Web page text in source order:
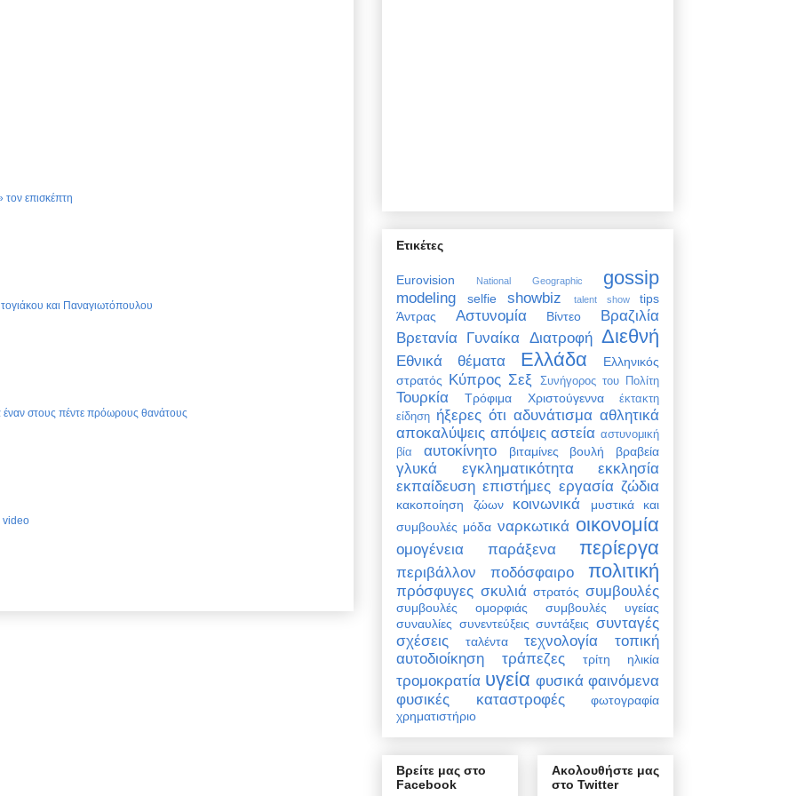
επισκέπτη
και Παναγιωτόπουλου
έναν στους πέντε πρόωρους θανάτους
video
Ετικέτες
Eurovision National Geographic gossip
modeling selfie showbiz talent show
tips
Άντρας
Αστυνομία Βίντεο
Βραζιλία
Βρετανία Γυναίκα Διατροφή Διεθνή
Εθνικά θέματα Ελλάδα
Ελληνικός
στρατός Κύπρος Σεξ Συνήγορος του Πολίτη
Τουρκία Τρόφιμα Χριστούγεννα
έκτακτη
είδηση ήξερες ότι αδυνάτισμα αθλητικά
αποκαλύψεις απόψεις αστεία αστυνομική
βία
αυτοκίνητο βιταμίνες βουλή βραβεία
γλυκά εγκληματικότητα
εκκλησία
εκπαίδευση επιστήμες εργασία ζώδια
κακοποίηση ζώων κοινωνικά
μυστικά και
συμβουλές μόδα ναρκωτικά οικονομία
ομογένεια παράξενα περίεργα
περιβάλλον ποδόσφαιρο πολιτική
πρόσφυγες σκυλιά στρατός συμβουλές
συμβουλές ομορφιάς
συμβουλές υγείας
συναυλίες συνεντεύξεις συντάξεις συνταγές
σχέσεις
ταλέντα τεχνολογία
τοπική
αυτοδιοίκηση
τράπεζες τρίτη ηλικία
τρομοκρατία υγεία φυσικά φαινόμενα
φυσικές καταστροφές
φωτογραφία
χρηματιστήριο
Βρείτε μας στο
Facebook
Ακολουθήστε μας
στο Twitter